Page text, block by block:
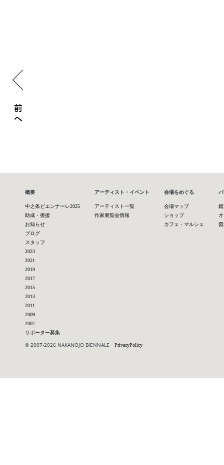
概要
中之条ビエンナーレ2025
助成・後援
お知らせ
ブログ
スタッフ
2023
2021
2019
2017
2015
2013
2011
2009
2007
サポーター募集
アーティスト・イベント
アーティスト一覧
作家展覧会情報
会場をめぐる
会場マップ
ショップ
カフェ・マルシェ
© 2007-2026 NAKANOJO BIENNALE PrivacyPolicy